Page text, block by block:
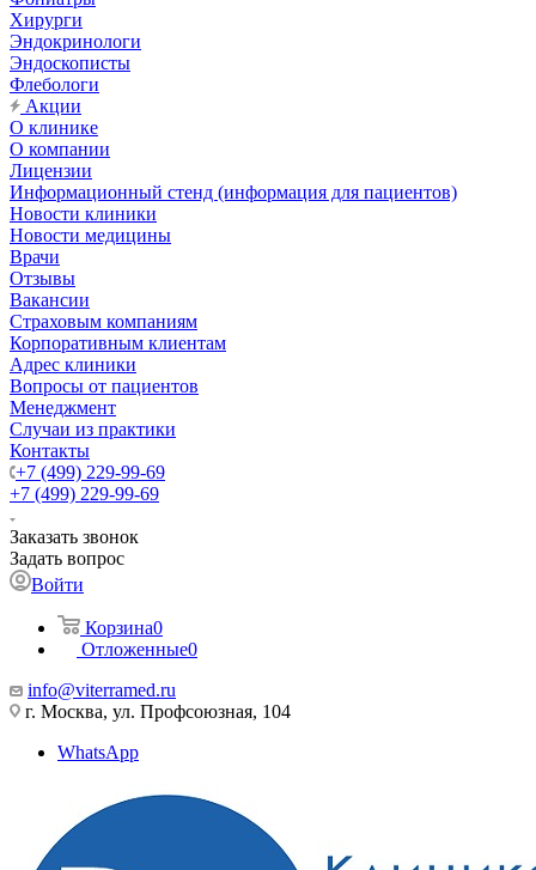
Хирурги
Эндокринологи
Эндоскописты
Флебологи
Акции
О клинике
О компании
Лицензии
Информационный стенд (информация для пациентов)
Новости клиники
Новости медицины
Врачи
Отзывы
Вакансии
Страховым компаниям
Корпоративным клиентам
Адрес клиники
Вопросы от пациентов
Менеджмент
Случаи из практики
Контакты
+7 (499) 229-99-69
+7 (499) 229-99-69
Заказать звонок
Задать вопрос
Войти
Корзина0
Отложенные0
info@viterramed.ru
г. Москва, ул. Профсоюзная, 104
WhatsApp